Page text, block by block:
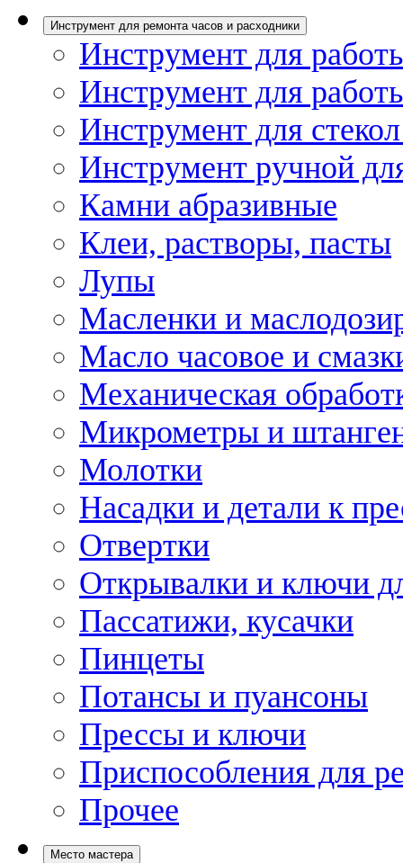
Инструмент для ремонта часов и расходники
Инструмент для
Инструмент для
Инструмент для
Инструмент ручной
Камни абразивные
Клеи, растворы, пасты
Лупы
Масленки и
Масло часовое и
Механическая
Микрометры и
Молотки
Насадки и детали к
Отвертки
Открывалки и ключи
Пассатижи, кусачки
Пинцеты
Потансы и пуансоны
Прессы и ключи
Приспособления для
Прочее
Место мастера